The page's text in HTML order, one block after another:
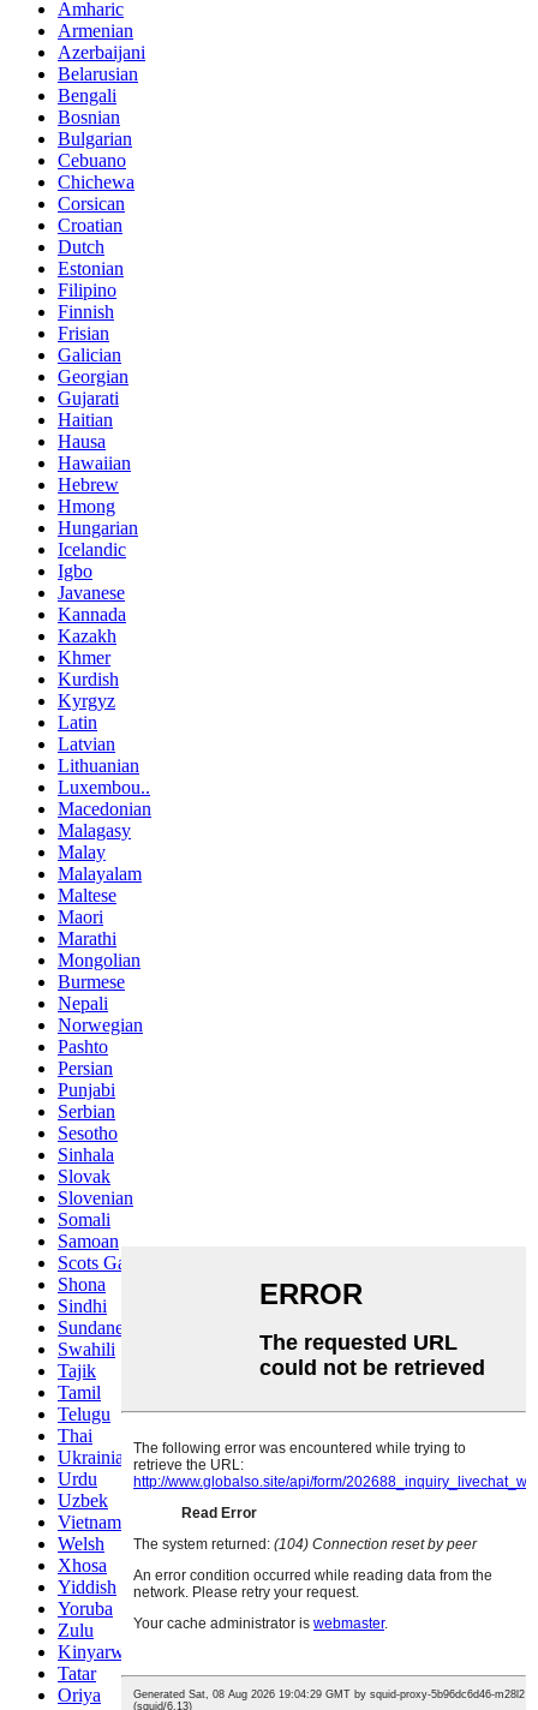
Amharic
Armenian
Azerbaijani
Belarusian
Bengali
Bosnian
Bulgarian
Cebuano
Chichewa
Corsican
Croatian
Dutch
Estonian
Filipino
Finnish
Frisian
Galician
Georgian
Gujarati
Haitian
Hausa
Hawaiian
Hebrew
Hmong
Hungarian
Icelandic
Igbo
Javanese
Kannada
Kazakh
Khmer
Kurdish
Kyrgyz
Latin
Latvian
Lithuanian
Luxembou..
Macedonian
Malagasy
Malay
Malayalam
Maltese
Maori
Marathi
Mongolian
Burmese
Nepali
Norwegian
Pashto
Persian
Punjabi
Serbian
Sesotho
Sinhala
Slovak
Slovenian
Somali
Samoan
Scots Gaelic
Shona
Sindhi
Sundanese
Swahili
Tajik
Tamil
Telugu
Thai
Ukrainian
Urdu
Uzbek
Vietnamese
Welsh
Xhosa
Yiddish
Yoruba
Zulu
Kinyarwanda
Tatar
Oriya